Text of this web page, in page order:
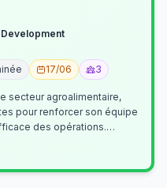
17/06 3
secteur agroalimentaire,
pour renforcer son équipe
des opérations.